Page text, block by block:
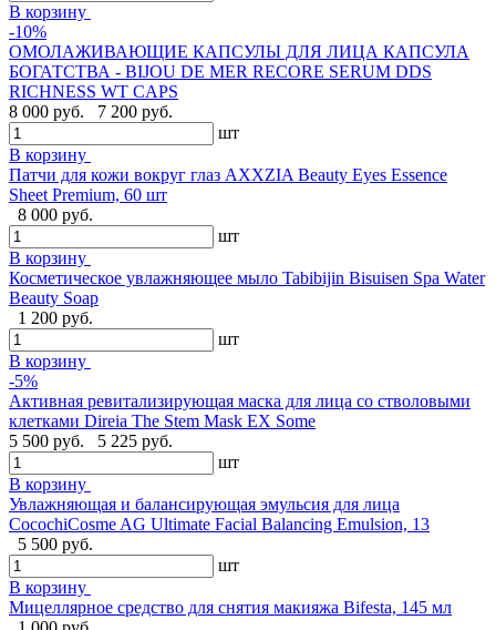
В корзину
-10%
ОМОЛАЖИВАЮЩИЕ КАПСУЛЫ ДЛЯ ЛИЦА КАПСУЛА
БОГАТСТВА - BIJOU DE MER RECORE SERUM DDS
RICHNESS WT CAPS
8 000 руб.
7 200 руб.
шт
В корзину
Патчи для кожи вокруг глаз AXXZIA Beauty Eyes Essence
Sheet Premium, 60 шт
8 000 руб.
шт
В корзину
Косметическое увлажняющее мыло Tabibijin Bisuisen Spa Water
Beauty Soap
1 200 руб.
шт
В корзину
-5%
Активная ревитализирующая маска для лица со стволовыми
клетками Direia The Stem Mask EX Some
5 500 руб.
5 225 руб.
шт
В корзину
Увлажняющая и балансирующая эмульсия для лица
CocochiCosme AG Ultimate Facial Balancing Emulsion, 13
5 500 руб.
шт
В корзину
Мицеллярное средство для снятия макияжа Bifesta, 145 мл